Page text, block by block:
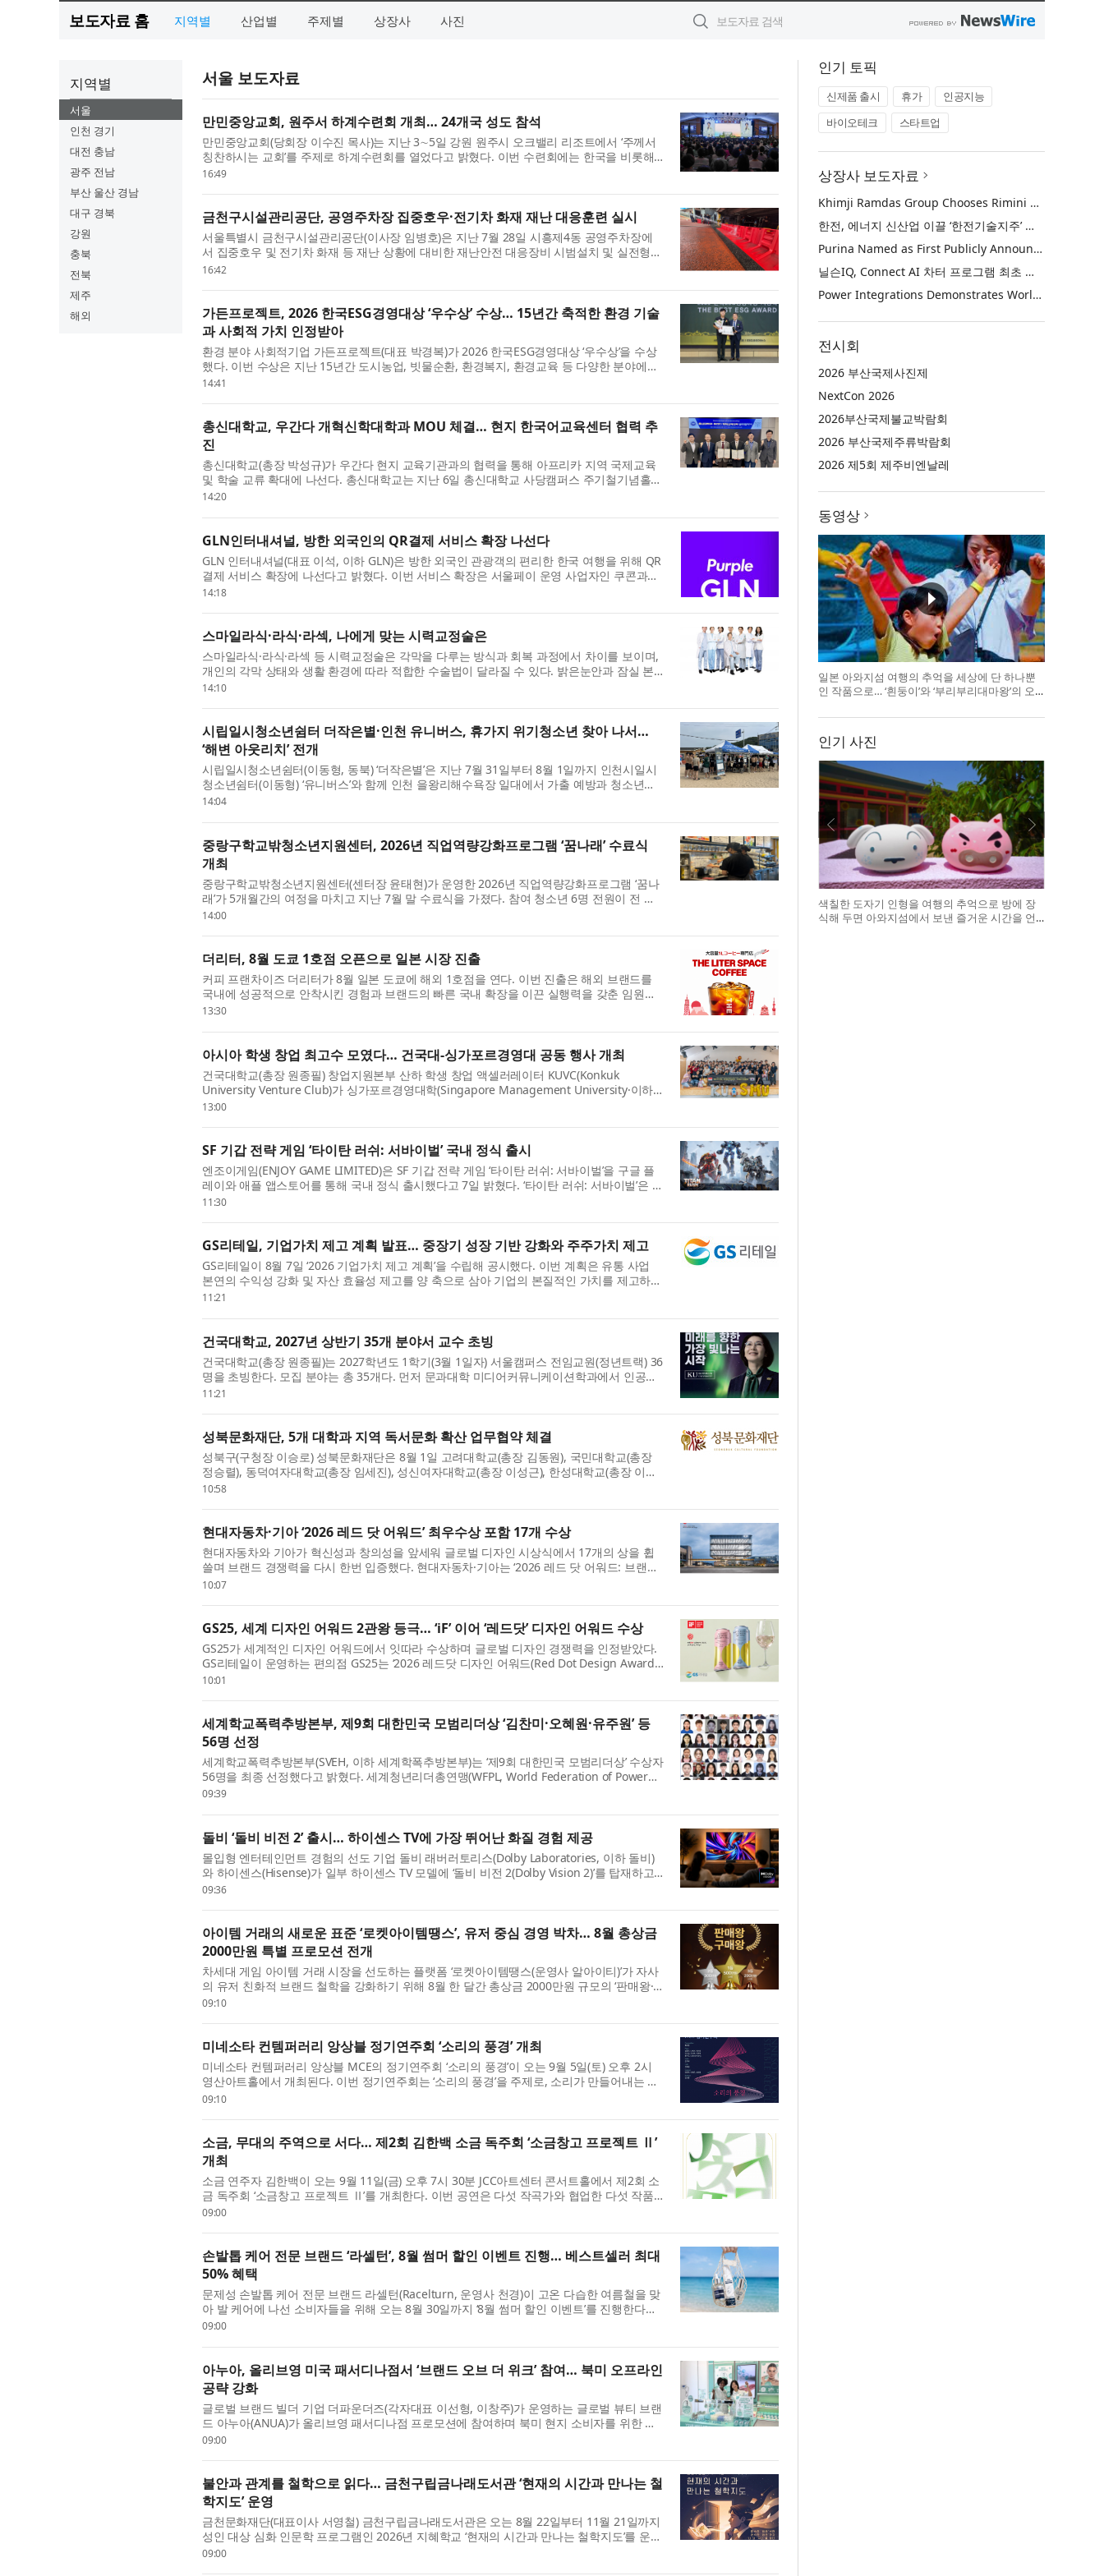
보도자료 홈 지역별 산업별 주제별 상장사 사진
지역별
서울
인천 경기
대전 충남
광주 전남
부산 울산 경남
대구 경북
강원
충북
전북
제주
해외
서울 보도자료
만민중앙교회, 원주서 하계수련회 개최… 24개국 성도 참석
만민중앙교회(당회장 이수진 목사)는 지난 3∼5일 강원 원주시 오크밸리 리조트에서 ‘주께서
칭찬하시는 교회’를 주제로 하계수련회를 열었다고 밝혔다. 이번 수련회에는 한국을 비롯해
일본, 이스라엘, 미국, 콜롬비아, 호...
16:49
금천구시설관리공단, 공영주차장 집중호우·전기차 화재 재난 대응훈련 실시
서울특별시 금천구시설관리공단(이사장 임병호)은 지난 7월 28일 시흥제4동 공영주차장에
서 집중호우 및 전기차 화재 등 재난 상황에 대비한 재난안전 대응장비 시범설치 및 실전형
모의훈련을 실시했다. 이번 훈련은 공영...
16:42
가든프로젝트, 2026 한국ESG경영대상 ‘우수상’ 수상… 15년간 축적한 환경 기술
과 사회적 가치 인정받아
환경 분야 사회적기업 가든프로젝트(대표 박경복)가 2026 한국ESG경영대상 ‘우수상’을 수상
했다. 이번 수상은 지난 15년간 도시농업, 빗물순환, 환경복지, 환경교육 등 다양한 분야에서
축적해 온 사회적 가치 실천과 환경 ...
14:41
총신대학교, 우간다 개혁신학대학과 MOU 체결… 현지 한국어교육센터 협력 추
진
총신대학교(총장 박성규)가 우간다 현지 교육기관과의 협력을 통해 아프리카 지역 국제교육
및 학술 교류 확대에 나선다. 총신대학교는 지난 6일 총신대학교 사당캠퍼스 주기철기념홀에
서 우간다 캄팔라에 위치한 Reformed ...
14:20
GLN인터내셔널, 방한 외국인의 QR결제 서비스 확장 나선다
GLN 인터내셔널(대표 이석, 이하 GLN)은 방한 외국인 관광객의 편리한 한국 여행을 위해 QR
결제 서비스 확장에 나선다고 밝혔다. 이번 서비스 확장은 서울페이 운영 사업자인 쿠콘과의
제휴를 통해 서울지역 소상공인 가맹...
14:18
스마일라식·라식·라섹, 나에게 맞는 시력교정술은
스마일라식·라식·라섹 등 시력교정술은 각막을 다루는 방식과 회복 과정에서 차이를 보이며,
개인의 각막 상태와 생활 환경에 따라 적합한 수술법이 달라질 수 있다. 밝은눈안과 잠실 본
점 박세광 원장이 시력교정술을 고민...
14:10
시립일시청소년쉼터 더작은별·인천 유니버스, 휴가지 위기청소년 찾아 나서…
‘해변 아웃리치’ 전개
시립일시청소년쉼터(이동형, 동북) ‘더작은별’은 지난 7월 31일부터 8월 1일까지 인천시일시
청소년쉼터(이동형) ‘유니버스’와 함께 인천 을왕리해수욕장 일대에서 가출 예방과 청소년쉼
터 인식 개선을 위한 기관 연합 ‘해변...
14:04
중랑구학교밖청소년지원센터, 2026년 직업역량강화프로그램 ‘꿈나래’ 수료식
개최
중랑구학교밖청소년지원센터(센터장 윤태현)가 운영한 2026년 직업역량강화프로그램 ‘꿈나
래’가 5개월간의 여정을 마치고 지난 7월 말 수료식을 가졌다. 참여 청소년 6명 전원이 전 과
정을 수료하고 바리스타 자격증을 취득...
14:00
더리터, 8월 도쿄 1호점 오픈으로 일본 시장 진출
커피 프랜차이즈 더리터가 8월 일본 도쿄에 해외 1호점을 연다. 이번 진출은 해외 브랜드를
국내에 성공적으로 안착시킨 경험과 브랜드의 빠른 국내 확장을 이끈 실행력을 갖춘 임원진
이 직접 주도한다는 점에서 주목된다. ...
13:30
아시아 학생 창업 최고수 모였다… 건국대-싱가포르경영대 공동 행사 개최
건국대학교(총장 원종필) 창업지원본부 산하 학생 창업 액셀러레이터 KUVC(Konkuk
University Venture Club)가 싱가포르경영대학(Singapore Management University·이하
SMU) 스타트업 학회 ‘Start-up Society’와 공동 개최...
13:00
SF 기갑 전략 게임 ‘타이탄 러쉬: 서바이벌’ 국내 정식 출시
엔조이게임(ENJOY GAME LIMITED)은 SF 기갑 전략 게임 ‘타이탄 러쉬: 서바이벌’을 구글 플
레이와 애플 앱스토어를 통해 국내 정식 출시했다고 7일 밝혔다. ‘타이탄 러쉬: 서바이벌’은 전
용 기갑 제작과 직접 조종, 미녀 지...
11:30
GS리테일, 기업가치 제고 계획 발표… 중장기 성장 기반 강화와 주주가치 제고
GS리테일이 8월 7일 ‘2026 기업가치 제고 계획’을 수립해 공시했다. 이번 계획은 유통 사업
본연의 수익성 강화 및 자산 효율성 제고를 양 축으로 삼아 기업의 본질적인 가치를 제고하고
주주환원 정책을 강화한다는 것이 ...
11:21
건국대학교, 2027년 상반기 35개 분야서 교수 초빙
건국대학교(총장 원종필)는 2027학년도 1학기(3월 1일자) 서울캠퍼스 전임교원(정년트랙) 36
명을 초빙한다. 모집 분야는 총 35개다. 먼저 문과대학 미디어커뮤니케이션학과에서 인공지
능커뮤니케이션/저널리즘 분야 신임 교...
11:21
성북문화재단, 5개 대학과 지역 독서문화 확산 업무협약 체결
성북구(구청장 이승로) 성북문화재단은 8월 1일 고려대학교(총장 김동원), 국민대학교(총장
정승렬), 동덕여자대학교(총장 임세진), 성신여자대학교(총장 이성근), 한성대학교(총장 이창
원)와 지역 독서문화 확산을 위한 협...
10:58
현대자동차·기아 ‘2026 레드 닷 어워드’ 최우수상 포함 17개 수상
현대자동차와 기아가 혁신성과 창의성을 앞세워 글로벌 디자인 시상식에서 17개의 상을 휩
쓸며 브랜드 경쟁력을 다시 한번 입증했다. 현대자동차·기아는 ‘2026 레드 닷 어워드: 브랜드
& 커뮤니케이션 디자인 부문(Red Dot ...
10:07
GS25, 세계 디자인 어워드 2관왕 등극… ‘iF’ 이어 ‘레드닷’ 디자인 어워드 수상
GS25가 세계적인 디자인 어워드에서 잇따라 수상하며 글로벌 디자인 경쟁력을 인정받았다.
GS리테일이 운영하는 편의점 GS25는 ‘2026 레드닷 디자인 어워드(Red Dot Design Award)’
브랜드&커뮤니케이션 부문에서 본상을 수...
10:01
세계학교폭력추방본부, 제9회 대한민국 모범리더상 ‘김찬미·오혜원·유주원’ 등
56명 선정
세계학교폭력추방본부(SVEH, 이하 세계학폭추방본부)는 ‘제9회 대한민국 모범리더상’ 수상자
56명을 최종 선정했다고 밝혔다. 세계청년리더총연맹(WFPL, World Federation of Power
Leaders, 총재 이산하(李山河)) 부설 세...
09:39
돌비 ‘돌비 비전 2’ 출시… 하이센스 TV에 가장 뛰어난 화질 경험 제공
몰입형 엔터테인먼트 경험의 선도 기업 돌비 래버러토리스(Dolby Laboratories, 이하 돌비)
와 하이센스(Hisense)가 일부 하이센스 TV 모델에 ‘돌비 비전 2(Dolby Vision 2)’를 탑재하고,
향후 펌웨어 업데이트를 통해 더 많...
09:36
아이템 거래의 새로운 표준 ‘로켓아이템땡스’, 유저 중심 경영 박차… 8월 총상금
2000만원 특별 프로모션 전개
차세대 게임 아이템 거래 시장을 선도하는 플랫폼 ‘로켓아이템땡스(운영사 알아이티)’가 자사
의 유저 친화적 브랜드 철학을 강화하기 위해 8월 한 달간 총상금 2000만원 규모의 ‘판매왕·
구매왕 특별 프로모션’을 실시한다고...
09:10
미네소타 컨템퍼러리 앙상블 정기연주회 ‘소리의 풍경’ 개최
미네소타 컨템퍼러리 앙상블 MCE의 정기연주회 ‘소리의 풍경’​이 오는 9월 5일(토) 오후 2시
영산아트홀에서 개최된다. 이번 정기연주회는 ‘소리의 풍경’​을 주제로, 소리가 만들어내는 공
간과 감정의 결을 다채로운 편성과...
09:10
소금, 무대의 주역으로 서다… 제2회 김한백 소금 독주회 ‘소금창고 프로젝트 Ⅱ’
개최
소금 연주자 김한백이 오는 9월 11일(금) 오후 7시 30분 JCC아트센터 콘서트홀에서 제2회 소
금 독주회 ‘소금창고 프로젝트 Ⅱ’를 개최한다. 이번 공연은 다섯 작곡가와 협업한 다섯 작품
을 모두 초연으로 선보이며, 위촉 초...
09:00
손발톱 케어 전문 브랜드 ‘라셀턴’, 8월 썸머 할인 이벤트 진행… 베스트셀러 최대
50% 혜택
문제성 손발톱 케어 전문 브랜드 라셀턴(Racelturn, 운영사 천경)이 고온 다습한 여름철을 맞
아 발 케어에 나선 소비자들을 위해 오는 8월 30일까지 ‘8월 썸머 할인 이벤트’를 진행한다고
밝혔다. 최근 발 케어가 단순한 계...
09:00
아누아, 올리브영 미국 패서디나점서 ‘브랜드 오브 더 위크’ 참여… 북미 오프라인
공략 강화
글로벌 브랜드 빌더 기업 더파운더즈(각자대표 이선형, 이창주)가 운영하는 글로벌 뷰티 브랜
드 아누아(ANUA)가 올리브영 패서디나점 프로모션에 참여하며 북미 현지 소비자를 위한 브
랜드 경험 다각화에 나선다. 아누아는 ...
09:00
불안과 관계를 철학으로 읽다… 금천구립금나래도서관 ‘현재의 시간과 만나는 철
학지도’ 운영
금천문화재단(대표이사 서영철) 금천구립금나래도서관은 오는 8월 22일부터 11월 21일까지
성인 대상 심화 인문학 프로그램인 2026년 지혜학교 ‘현재의 시간과 만나는 철학지도’를 운영
한다고 밝혔다. ‘지혜학교’는 문화체...
09:00
인기 토픽
신제품 출시 휴가
인공지능
바이오테크
스타트업
상장사 보도자료
Khimji Ramdas Group Chooses Rimini Street to Reduce SAP Support Costs, Protect 700+ Customizations and Reinvest Savings in Innovation
한전, 에너지 신산업 이끌 ‘한전기술지주’ 공식 출범
Purina Named as First Publicly Announced NIQ ConnectAI Charter Client
닐슨IQ, Connect AI 차터 프로그램 최초 고객사 ‘퓨리나’ 선정
Power Integrations Demonstrates World’s First 2200 V GaN Technology for Next-Era High-Voltage Power Systems
전시회
2026 부산국제사진제
NextCon 2026
2026부산국제불교박람회
2026 부산국제주류박람회
2026 제5회 제주비엔날레
동영상
일본 아와지섬 여행의 추억을 세상에 단 하나뿐
인 작품으로… ‘흰둥이’와 ‘부리부리대마왕’의 오
인기 사진
색칠한 도자기 인형을 여행의 추억으로 방에 장
식해 두면 아와지섬에서 보낸 즐거운 시간을 언